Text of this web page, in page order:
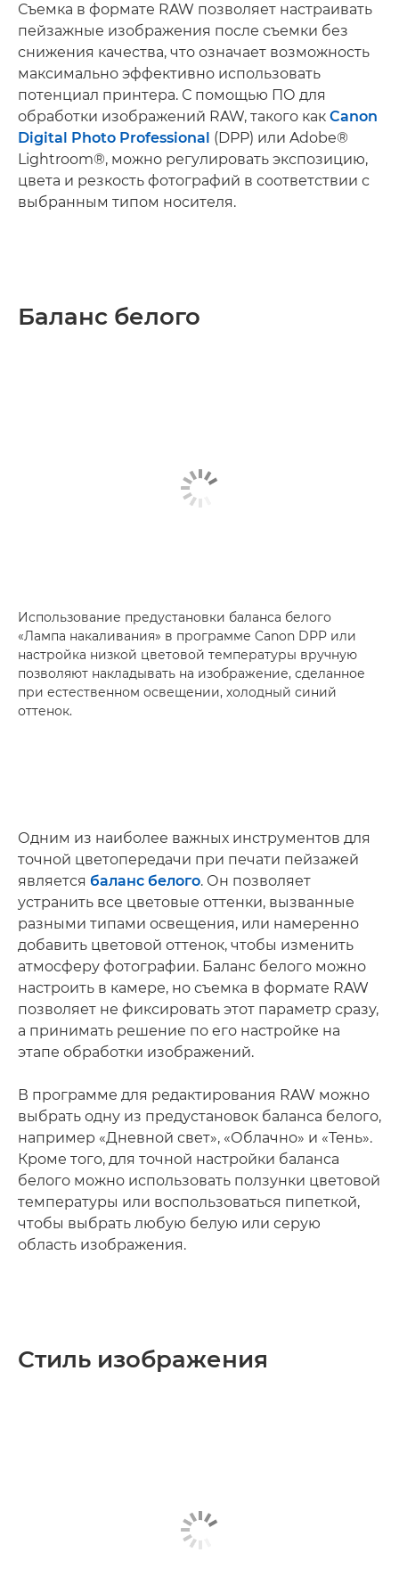
Съемка в формате RAW позволяет настраивать
пейзажные изображения после съемки без
снижения качества, что означает возможность
максимально эффективно использовать
потенциал принтера. С помощью ПО для
обработки изображений RAW, такого как Canon
Digital Photo Professional (DPP) или Adobe®
Lightroom®, можно регулировать экспозицию,
цвета и резкость фотографий в соответствии с
выбранным типом носителя.
Баланс белого
Использование предустановки баланса белого
«Лампа накаливания» в программе Canon DPP или
настройка низкой цветовой температуры вручную
позволяют накладывать на изображение, сделанное
при естественном освещении, холодный синий
оттенок.
Одним из наиболее важных инструментов для
точной цветопередачи при печати пейзажей
является баланс белого. Он позволяет
устранить все цветовые оттенки, вызванные
разными типами освещения, или намеренно
добавить цветовой оттенок, чтобы изменить
атмосферу фотографии. Баланс белого можно
настроить в камере, но съемка в формате RAW
позволяет не фиксировать этот параметр сразу,
а принимать решение по его настройке на
этапе обработки изображений.
В программе для редактирования RAW можно
выбрать одну из предустановок баланса белого,
например «Дневной свет», «Облачно» и «Тень».
Кроме того, для точной настройки баланса
белого можно использовать ползунки цветовой
температуры или воспользоваться пипеткой,
чтобы выбрать любую белую или серую
область изображения.
Стиль изображения